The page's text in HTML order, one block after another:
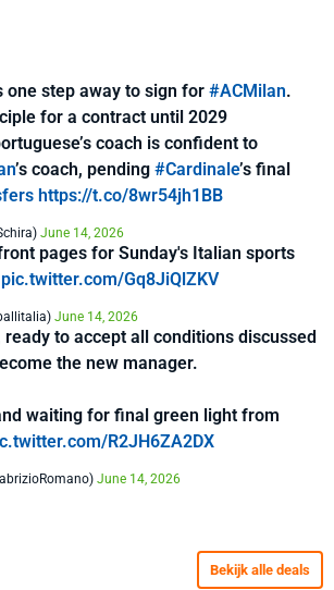
one step away to sign for #ACMilan.
for a contract until 2029
coach is confident to
’s coach, pending #Cardinale’s final
https://t.co/8wr54jh1BB
June 14, 2026
pages for Sunday's Italian sports
pic.twitter.com/Gq8JiQlZKV
June 14, 2026
ready to accept all conditions discussed
the new manager.
waiting for final green light from
R2JH6ZA2DX
June 14, 2026
Bekijk alle deals